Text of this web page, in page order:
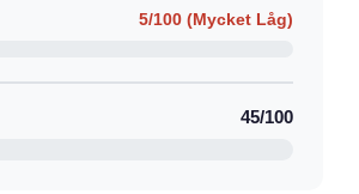
5/100 (Mycket Låg)
45/100